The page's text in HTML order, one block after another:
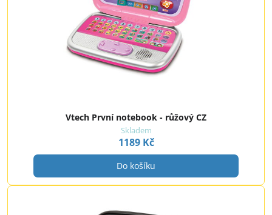
Vtech První notebook - růžový CZ
Skladem
1189 Kč
Do košíku